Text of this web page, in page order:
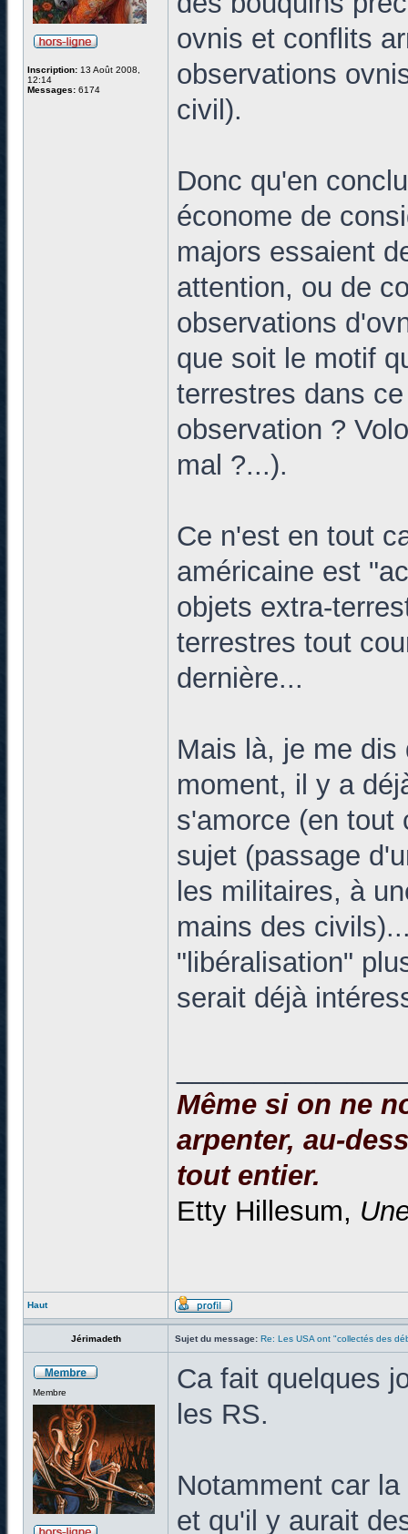
Inscription: 13 Août 2008,
12:14
Messages: 6174
ovnis et conflits
observations
civil).
Donc qu'en
économe de
majors essaient
attention, ou de
observations
que soit le motif
terrestres dans
observation ?
mal ?...).
Ce n'est en tout
américaine est
objets extra-
terrestres tout
dernière...
Mais là, je me
moment, il y a
s'amorce (en tout
sujet (passage
les militaires, à
mains des
"libéralisation"
serait déjà
Même si on ne
arpenter, au-
tout entier.
Etty Hillesum,
Haut
Jérimadeth Sujet du message: Re: Les USA ont "collectés des
Membre
Ca fait quelques
les RS.
Notamment car
et qu'il y aurait